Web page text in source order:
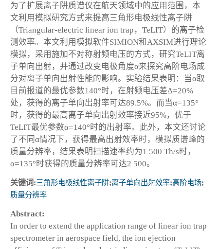
为了扩展离子阱质谱仪在航天领域中的应用范围，本
文利用模拟研究方式来提高三角形电极线性离子阱
（Triangular-electric linear ion trap，TeLIT）的离子检
测效率。本文利用模拟软件SIMION和AXSIM进行理论
模拟，采用施加不对称射频电压的方式，研究TeLIT离
子单向出射，并通过改变电极角度α来探究高阶电场成
分对离子单向出射性能的影响。实验结果表明：当α取
目前报道的最优参数140°时，在射频电压差Δ=20%
处，获得的离子单向出射率可达89.5%。而当α=135°
时，获得的最高离子单向出射效率接近95%，优于
TeLIT最优参数α=140°时的出射率。此外，本文还讨论
了不同α情况下，获得最高出射效率时，模拟质谱峰的
质量分辨率，结果表明扫描速率约为1 500 Th/s时，
α=135°时获得的质量分辨率可达2 500。
关键词:三角形电极线性离子阱;离子单向出射效率;高阶电场;
质量分辨率
Abstract:
In order to extend the application range of linear ion trap
spectrometer in aerospace field, the ion ejection